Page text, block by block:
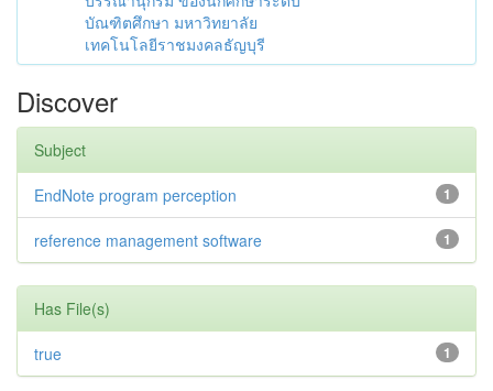
บัณฑิตศึกษา มหาวิทยาลัย
เทคโนโลยีราชมงคลธัญบุรี
Discover
Subject
1
EndNote program perception
1
reference management software
Has File(s)
1
true